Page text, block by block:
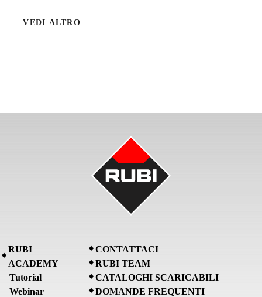
VEDI ALTRO
RUBI
ACADEMY
Tutorial
Webinar
CONTATTACI
RUBI TEAM
CATALOGHI SCARICABILI
DOMANDE FREQUENTI